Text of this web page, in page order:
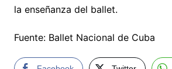
la enseñanza del ballet.
Fuente: Ballet Nacional de Cuba